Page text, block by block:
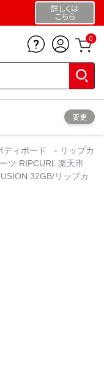
詳しくは
こちら
0
変更
ディボード
リップカ
ツ RIPCURL 楽天市
32GB/リップカ